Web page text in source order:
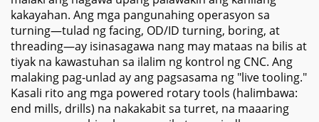
kakayahan. Ang mga pangunahing operasyon sa
turning—tulad ng facing, OD/ID turning, boring, at
threading—ay isinasagawa nang may mataas na bilis at
tiyak na kawastuhan sa ilalim ng kontrol ng CNC. Ang
malaking pag-unlad ay ang pagsasama ng "live tooling."
Kasali rito ang mga powered rotary tools (halimbawa:
end mills, drills) na nakakabit sa turret, na maaaring